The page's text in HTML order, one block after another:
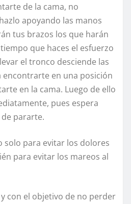
de la cama, no
apoyando las manos
tus brazos los que harán
que haces el esfuerzo
el tronco desciende las
encontrarte en una posición
en la cama. Luego de ello
pues espera
pararte.
solo para evitar los dolores
para evitar los mareos al
con el objetivo de no perder